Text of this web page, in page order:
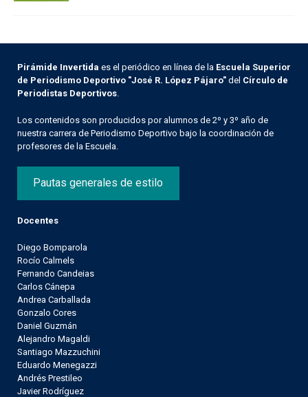
Pirámide Invertida es el periódico en línea de la Escuela Superior
de Periodismo Deportivo "José R. López Pájaro" del Círculo de
Periodistas Deportivos
Los contenidos son producidos por alumnos de 2º y 3º año de
nuestra carrera de Periodismo Deportivo bajo la coordinación de
profesores de la Escuela.
Pautas generales de estilo
Docentes
Diego Bomparola
Rocío Calmels
Fernando Candeias
Carlos Cánepa
Andrea Carballada
Gonzalo Cores
Daniel Guzmán
Alejandro Magaldi
Santiago Mazzuchini
Eduardo Menegazzi
Andrés Prestileo
Javier Rodríguez